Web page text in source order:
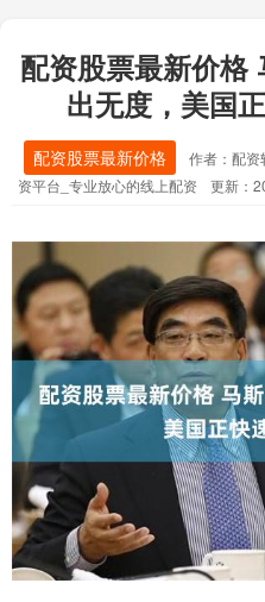
配资股票最新价格
出无度，美国
配资股票最新价格 作者：配资
资平台_专业放心的线上配资
更新：